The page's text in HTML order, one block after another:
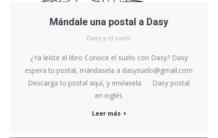
Mándale una postal a Dasy
Dasy y el suelo
¿Ya leíste el libro Conoce el suelo con Dasy? Dasy
espera tu postal, mándasela a dasysuelo@gmail.com
Descarga tu postal aquí, y envíasela. Dasy postal
en inglés
Leer más